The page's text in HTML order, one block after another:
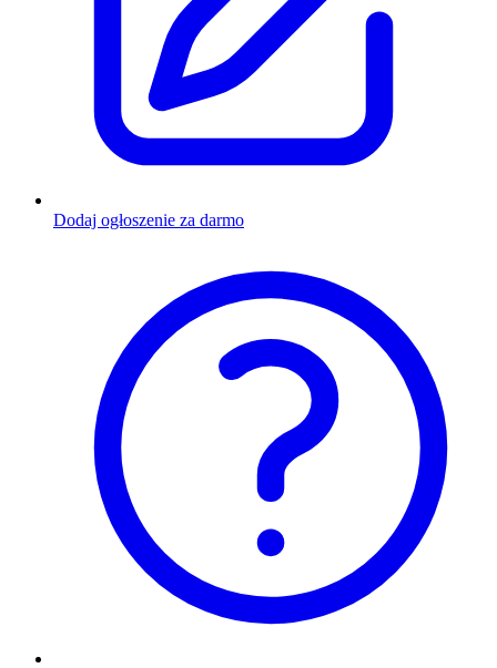
Dodaj ogłoszenie za darmo